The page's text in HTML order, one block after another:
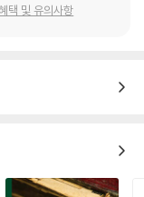
다
영 아래에 은거해 있
·명·청나라의 시문 대
택 및 유의사항